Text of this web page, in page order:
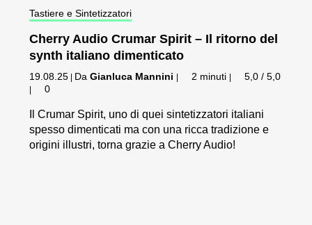
Tastiere e Sintetizzatori
Cherry Audio Crumar Spirit – Il ritorno del
synth italiano dimenticato
19.08.25 DaGianluca Mannini 2 minuti 5,0 / 5,0
0
Il Crumar Spirit, uno di quei sintetizzatori italiani
spesso dimenticati ma con una ricca tradizione e
origini illustri, torna grazie a Cherry Audio!